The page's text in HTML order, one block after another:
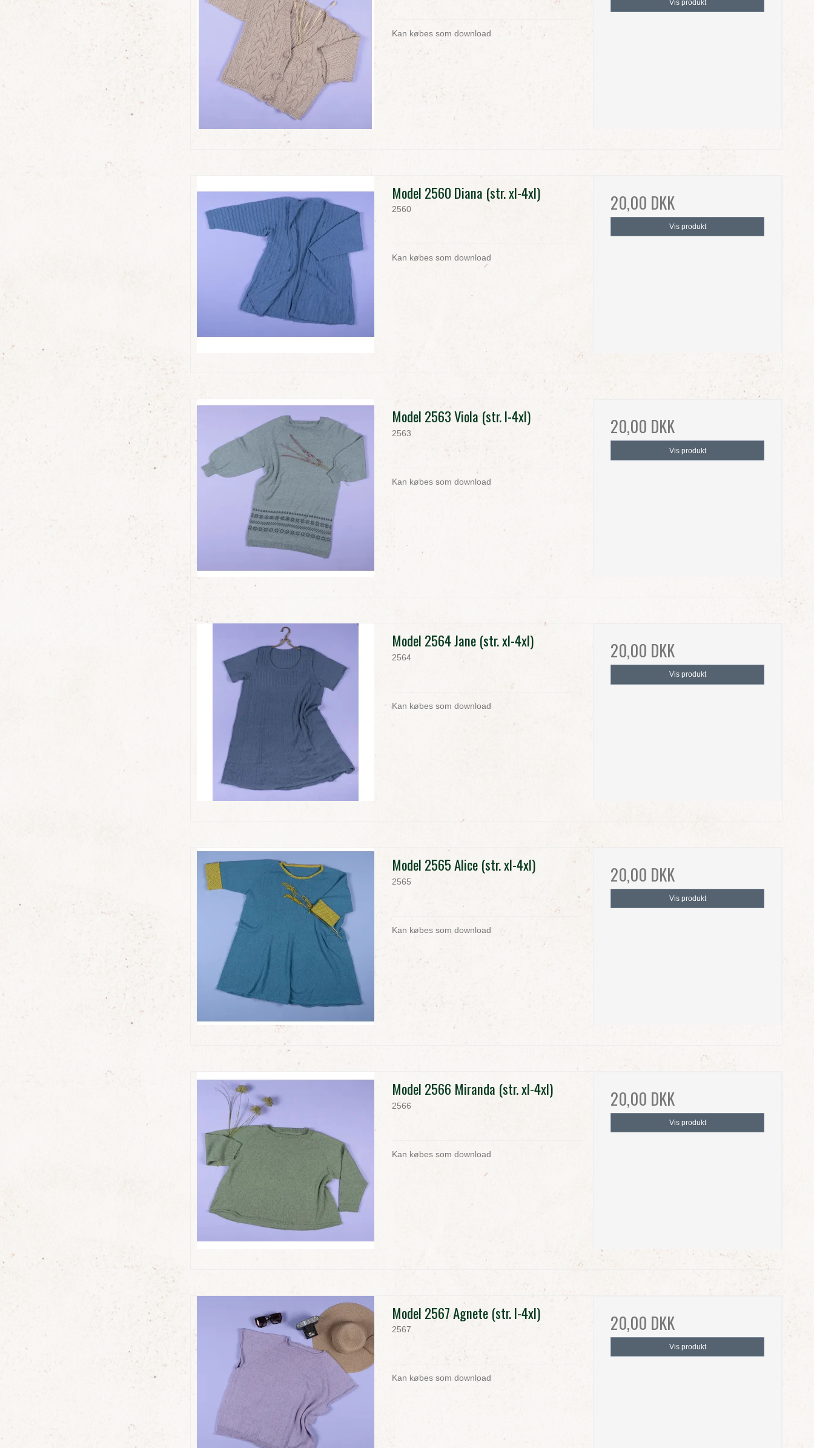
Kan købes som download
Vis produkt
Model 2560 Diana (str. xl-4xl)
2560
Kan købes som download
20,00 DKK
Vis produkt
Model 2563 Viola (str. l-4xl)
2563
Kan købes som download
20,00 DKK
Vis produkt
Model 2564 Jane (str. xl-4xl)
2564
Kan købes som download
20,00 DKK
Vis produkt
Model 2565 Alice (str. xl-4xl)
2565
Kan købes som download
20,00 DKK
Vis produkt
Model 2566 Miranda (str. xl-4xl)
2566
Kan købes som download
20,00 DKK
Vis produkt
Model 2567 Agnete (str. l-4xl)
2567
Kan købes som download
20,00 DKK
Vis produkt